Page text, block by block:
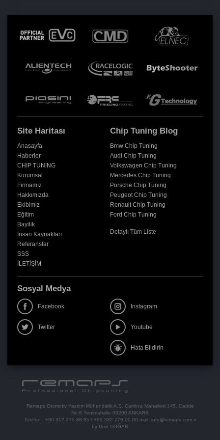
Site Haritası
Anasayfa
Haberler
CHIP TUNING
Kurumsal
Firmamız
Hakkımızda
Ekibimiz
Eğitim
Bayilik
İnsan Kaynakları
Referanslar
SSS
İLETİŞİM
Chip Tuning Blog
Bmw Chip Tuning
Audi Chip Tuning
Volkswagen Chip Tuning
Mercedes Chip Tuning
Porsche Chip Tuning
Peugeot Chip Tuning
Renault Chip Tuning
Ford Chip Tuning
Detaylı Tüm Liste
Sosyal Medya
Facebook Instagram
Twitter Youtube
Hata Bildirin
Remaps Otomotiv Yazılım Mühendislik A.Ş. Çamlıca Mahallesi 145. Cadde
No:6 Yenimahalle 06200 ANKARA
Telefon : +90 312 315 88 85 / +90 532 779 00 00 mail: info@remaps.com.tr
by Ümit DOĞAN